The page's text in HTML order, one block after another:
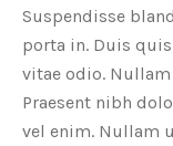
Suspendisse
porta in. Duis
vitae odio.
Praesent nibh
vel enim. Nullam